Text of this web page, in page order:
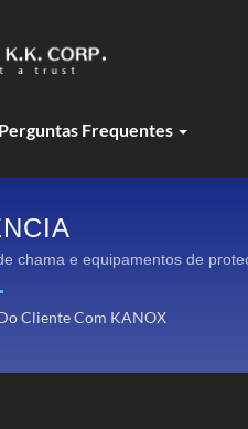
Perguntas Frequentes
chama e equipamentos de
Cliente Com KANOX